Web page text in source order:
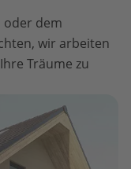
oder dem
wir arbeiten
Träume zu